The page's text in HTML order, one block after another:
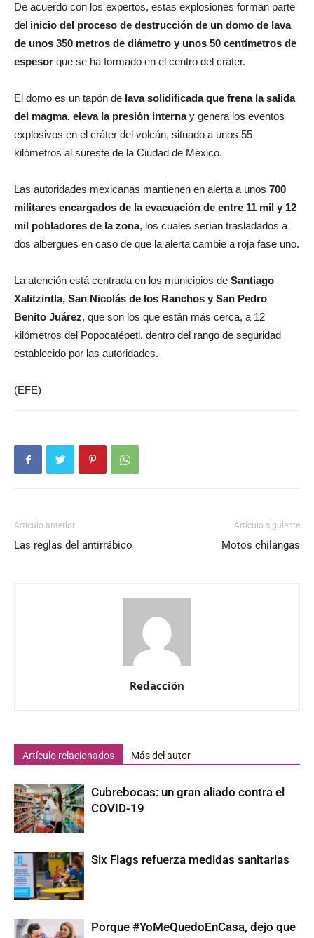
De acuerdo con los expertos, estas explosiones forman parte
del inicio del proceso de destrucción de un domo de lava
de unos 350 metros de diámetro y unos 50 centímetros de
espesor que se ha formado en el centro del cráter.
El domo es un tapón de lava solidificada que frena la salida
del magma, eleva la presión internay genera los eventos
explosivos en el cráter del volcán, situado a unos 55
kilómetros al sureste de la Ciudad de México.
Las autoridades mexicanas mantienen en alerta a unos 700
militares encargados de la evacuación de entre 11 mil y 12
mil pobladores de la zona, los cuales serían trasladados a
dos albergues en caso de que la alerta cambie a roja fase uno.
La atención está centrada en los municipios de Santiago
Xalitzintla, San Nicolás de los Ranchos y San Pedro
Benito Juárez, que son los que están más cerca, a 12
kilómetros del Popocatépetl, dentro del rango de seguridad
establecido por las autoridades.
(EFE)
Artículo anterior
Las reglas del antirrábico
Artículo siguiente
Motos chilangas
Redacción
Artículo relacionados Más del autor
Cubrebocas: un gran aliado contra el
COVID-19
Six Flags refuerza medidas sanitarias
Porque #YoMeQuedoEnCasa, dejo que